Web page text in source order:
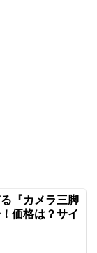
『カメラ三脚
価格は？サイ